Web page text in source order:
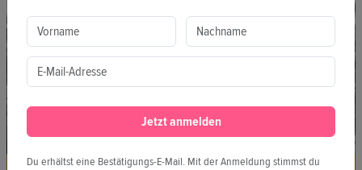
Jetzt anmelden
Du erhältst eine Bestätigungs-E-Mail. Mit der Anmeldung stimmst du